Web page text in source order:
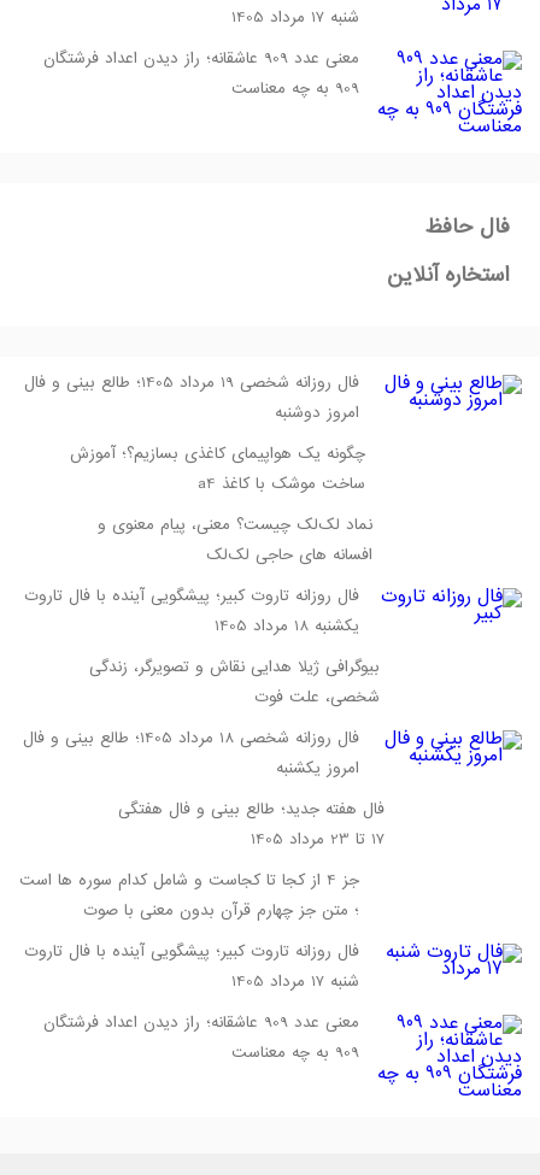
شنبه 17 مرداد 1405
معنی عدد 909 عاشقانه؛ راز دیدن اعداد فرشتگان
909 به چه معناست
فال حافظ
استخاره آنلاین
فال روزانه شخصی 19 مرداد 1405؛ طالع بینی و فال
امروز دوشنبه
چگونه یک هواپیمای کاغذی بسازیم؟؛ آموزش
ساخت موشک با کاغذ a4
نماد لک‌لک چیست؟ معنی، پیام معنوی و
افسانه‌ های حاجی لک‌لک
فال روزانه تاروت کبیر؛ پیشگویی آینده با فال تاروت
یکشنبه 18 مرداد 1405
بیوگرافی ژیلا هدایی نقاش و تصویرگر، زندگی
شخصی، علت فوت
فال روزانه شخصی 18 مرداد 1405؛ طالع بینی و فال
امروز یکشنبه
فال هفته جدید؛ طالع بینی و فال هفتگی
17 تا 23 مرداد 1405
جز 4 از کجا تا کجاست و شامل کدام سوره ها است
؛ متن جز چهارم قرآن بدون معنی با صوت
فال روزانه تاروت کبیر؛ پیشگویی آینده با فال تاروت
شنبه 17 مرداد 1405
معنی عدد 909 عاشقانه؛ راز دیدن اعداد فرشتگان
909 به چه معناست